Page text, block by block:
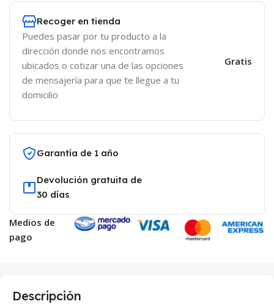
Recoger en tienda
Puedes pasar por tu producto a la
dirección donde nos encontramos
ubicados o cotizar una de las opciones
de mensajería para que te llegue a tu
domicilio
Gratis
Garantía de 1 año
Devolución gratuita de
30 días
Medios de
pago
Descripción